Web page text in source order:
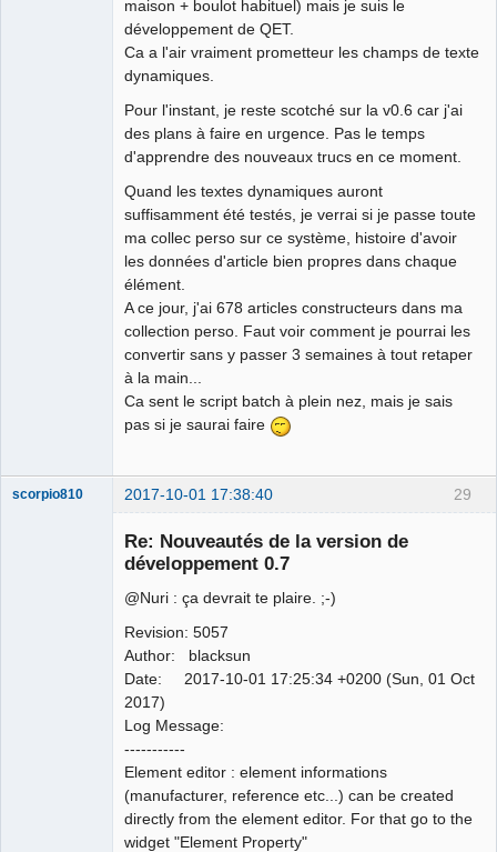
maison + boulot habituel) mais je suis le
développement de QET.
Ca a l'air vraiment prometteur les champs de texte
dynamiques.
Pour l'instant, je reste scotché sur la v0.6 car j'ai
des plans à faire en urgence. Pas le temps
d'apprendre des nouveaux trucs en ce moment.
Quand les textes dynamiques auront
suffisamment été testés, je verrai si je passe toute
ma collec perso sur ce système, histoire d'avoir
les données d'article bien propres dans chaque
élément.
A ce jour, j'ai 678 articles constructeurs dans ma
collection perso. Faut voir comment je pourrai les
convertir sans y passer 3 semaines à tout retaper
à la main...
Ca sent le script batch à plein nez, mais je sais
pas si je saurai faire
29
scorpio810 2017-10-01 17:38:40
Re: Nouveautés de la version de
développement 0.7
@Nuri : ça devrait te plaire. ;-)
Revision: 5057
Author: blacksun
Date: 2017-10-01 17:25:34 +0200 (Sun, 01 Oct
2017)
Log Message:
-----------
Element editor : element informations
(manufacturer, reference etc...) can be created
directly from the element editor. For that go to the
widget "Element Property"